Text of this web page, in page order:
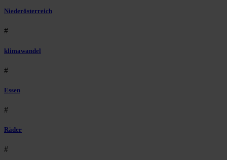
Niederösterreich
#
klimawandel
#
Essen
#
Räder
#